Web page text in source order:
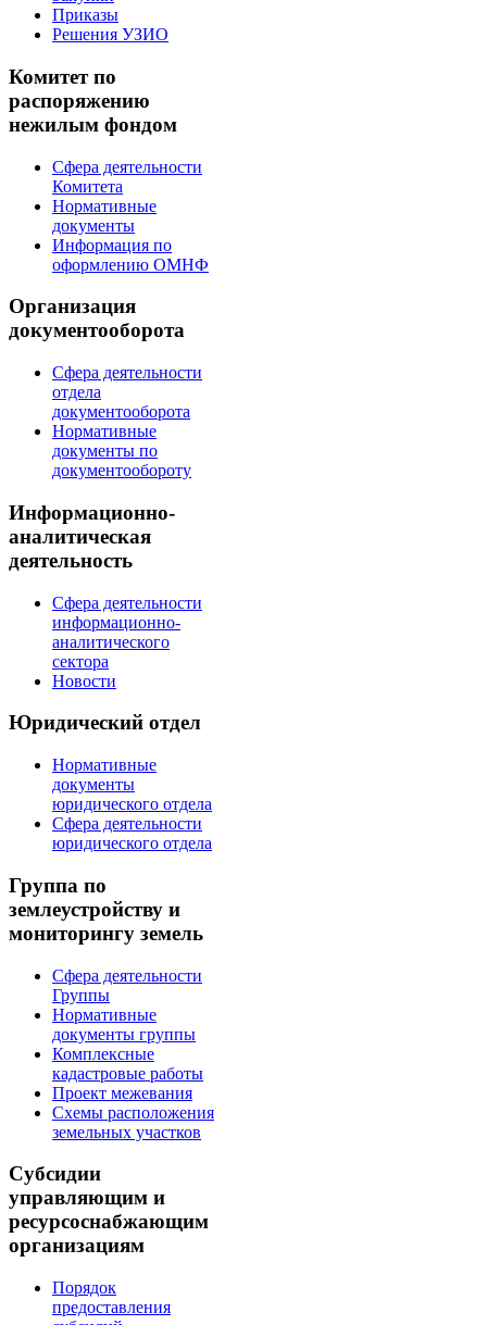
Приказы
Решения УЗИО
Комитет по
распоряжению
нежилым фондом
Сфера деятельности
Комитета
Нормативные
документы
Информация по
оформлению ОМНФ
Организация
документооборота
Сфера деятельности
отдела
документооборота
Нормативные
документы по
документообороту
Информационно-
аналитическая
деятельность
Сфера деятельности
информационно-
аналитического
сектора
Новости
Юридический отдел
Нормативные
документы
юридического отдела
Сфера деятельности
юридического отдела
Группа по
землеустройству и
мониторингу земель
Сфера деятельности
Группы
Нормативные
документы группы
Комплексные
кадастровые работы
Проект межевания
Схемы расположения
земельных участков
Субсидии
управляющим и
ресурсоснабжающим
организациям
Порядок
предоставления